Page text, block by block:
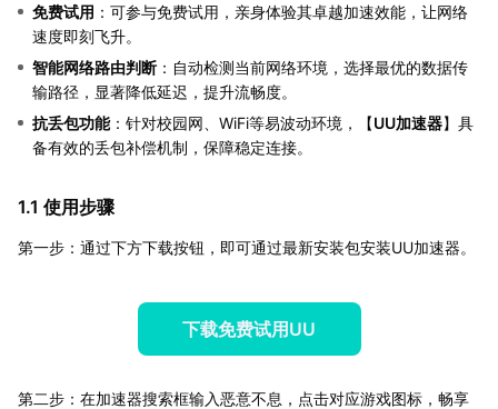
免费试用 ：可参与免费试用，亲身体验其卓越加速效能，让网络
速度即刻飞升。
智能网络路由判断 ：自动检测当前网络环境，选择最优的数据传
输路径，显著降低延迟，提升流畅度。
抗丢包功能：针对校园网、WiFi等易波动环境，【UU加速器】具
备有效的丢包补偿机制，保障稳定连接。
1.1 使用步骤
第一步：通过下方下载按钮，即可通过最新安装包安装UU加速器。
下载免费试用UU
第二步：在加速器搜索框输入恶意不息，点击对应游戏图标，畅享